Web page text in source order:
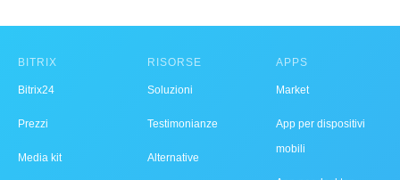
BITRIX
Bitrix24
Prezzi
Media kit
RISORSE
Soluzioni
Testimonianze
Alternative
APPS
Market
App per dispositivi
mobili